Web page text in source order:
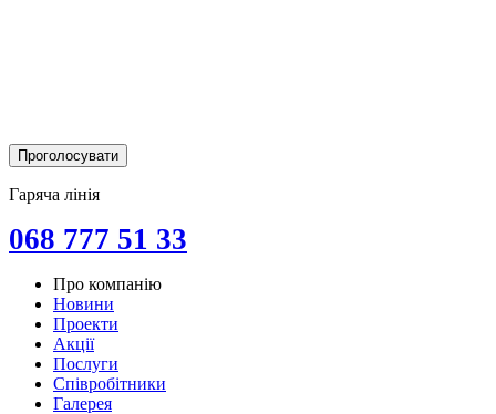
Гаряча лінія
068 777 51 33
Про компанію
Новини
Проекти
Акції
Послуги
Співробітники
Галерея